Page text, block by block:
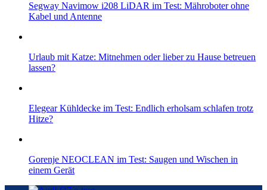
Segway Navimow i208 LiDAR im Test: Mähroboter ohne
Kabel und Antenne
Urlaub mit Katze: Mitnehmen oder lieber zu Hause betreuen
lassen?
Elegear Kühldecke im Test: Endlich erholsam schlafen trotz
Hitze?
Gorenje NEOCLEAN im Test: Saugen und Wischen in
einem Gerät